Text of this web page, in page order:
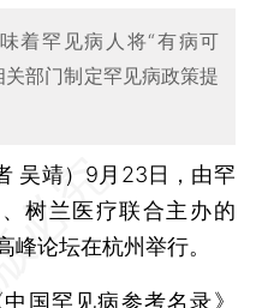
着罕见病人将“有病可
部门制定罕见病政策提
吴靖） 9月23日，由罕
树兰医疗联合主办的
峰论坛在杭州举行。
罕见病参考名录》